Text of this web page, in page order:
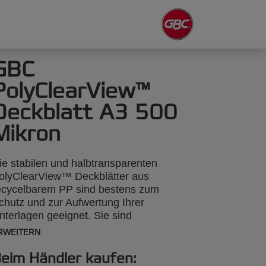
A3 500
stabilen und halbtransparenten
Deckblätter aus
PP sind bestens zum
und zur Aufwertung Ihrer
geeignet. Sie sind
und kratzfest und verfügen
reduziert. DIN A3, 500 Mikron,
Händler kaufen: